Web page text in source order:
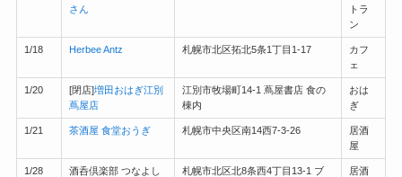
さん
トラ
ン
1/18 Herbee Antz 札幌市北区拓北5条1丁目1-17
カフ
ェ
1/20 [閉店]増田おはぎ江別
蔦屋店
江別市牧場町14-1 蔦屋書店 食の
棟内
おは
ぎ
1/21 茶酒屋 食堂おうぎ 札幌市中央区南14西7-3-26
居酒
屋
1/28
酒呑倶楽部 つなよし
札幌市北区北8条西4丁目13-1 ブ
居酒